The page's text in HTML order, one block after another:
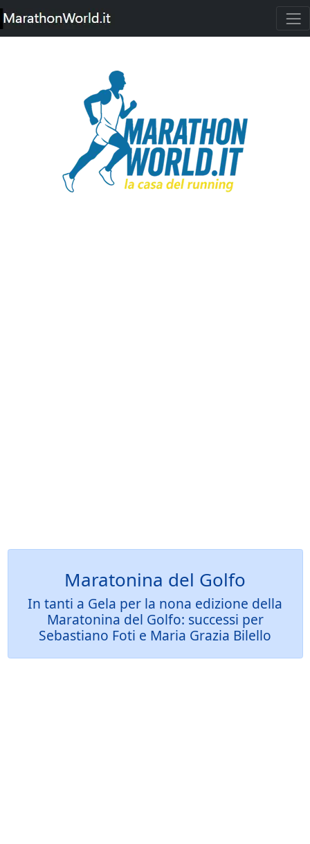
Maratonina del Golfo
In tanti a Gela per la nona edizione della
Maratonina del Golfo: successi per
Sebastiano Foti e Maria Grazia Bilello